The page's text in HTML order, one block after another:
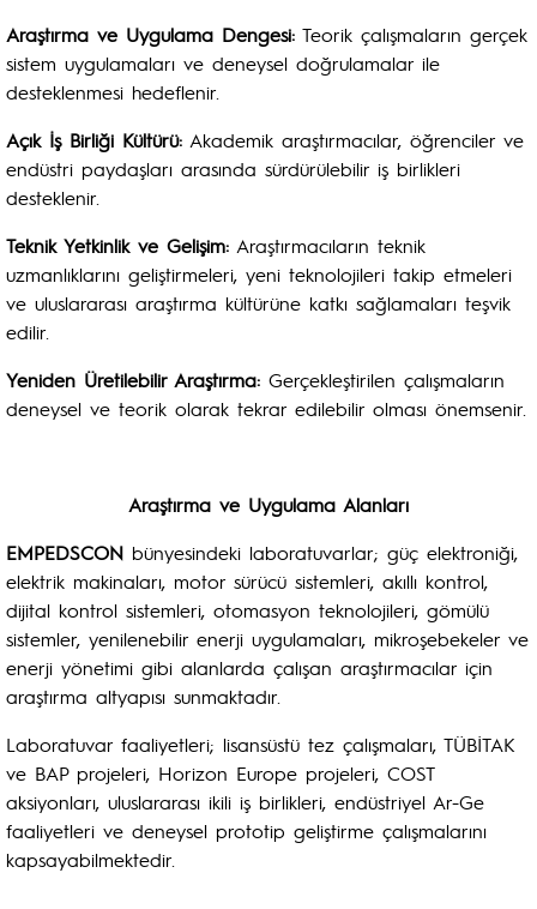
Araştırma ve Uygulama Dengesi: Teorik çalışmaların gerçek
sistem uygulamaları ve deneysel doğrulamalar ile
desteklenmesi hedeflenir.
Açık İş Birliği Kültürü: Akademik araştırmacılar, öğrenciler ve
endüstri paydaşları arasında sürdürülebilir iş birlikleri
desteklenir.
Teknik Yetkinlik ve Gelişim: Araştırmacıların teknik
uzmanlıklarını geliştirmeleri, yeni teknolojileri takip etmeleri
ve uluslararası araştırma kültürüne katkı sağlamaları teşvik
edilir.
Yeniden Üretilebilir Araştırma: Gerçekleştirilen çalışmaların
deneysel ve teorik olarak tekrar edilebilir olması önemsenir.
Araştırma ve Uygulama Alanları
EMPEDSCON bünyesindeki laboratuvarlar; güç elektroniği,
elektrik makinaları, motor sürücü sistemleri, akıllı kontrol,
dijital kontrol sistemleri, otomasyon teknolojileri, gömülü
sistemler, yenilenebilir enerji uygulamaları, mikroşebekeler ve
enerji yönetimi gibi alanlarda çalışan araştırmacılar için
araştırma altyapısı sunmaktadır.
Laboratuvar faaliyetleri; lisansüstü tez çalışmaları, TÜBİTAK
ve BAP projeleri, Horizon Europe projeleri, COST
aksiyonları, uluslararası ikili iş birlikleri, endüstriyel Ar-Ge
faaliyetleri ve deneysel prototip geliştirme çalışmalarını
kapsayabilmektedir.